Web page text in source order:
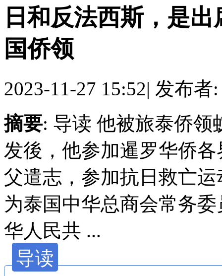
日和反法西斯，是
国侨领
2023-11-27 15:52| 发布者
摘要: 导读 他被旅泰侨领
发後，他参加暹罗华侨
父遣志，参加抗日救亡
为泰国中华总商会常务
华人民共 ...
导读